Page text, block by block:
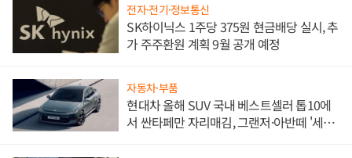
전자·전기·정보통신
SK하이닉스 1주당 375원 현금배당 실시, 추
가 주주환원 계획 9월 공개 예정
자동차·부품
현대차 올해 SUV 국내 베스트셀러 톱10에
서 싼타페만 자리매김, 그랜저·아반떼 '세단